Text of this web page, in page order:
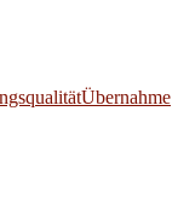
Übernahme